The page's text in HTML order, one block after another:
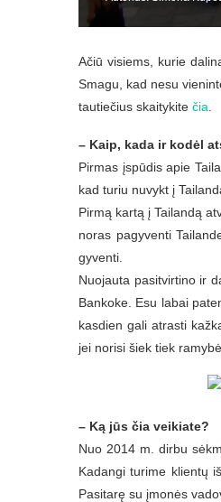
Ačiū visiems, kurie
Smagu, kad nesu
tautiečius skaitykite čia
– Kaip, kada ir kodėl
Pirmas įspūdis apie
kad turiu nuvykt į
Pirmą kartą į Tailandą
noras pagyventi
gyventi.
Nuojauta pasitvirtino ir
Bankoke. Esu labai
kasdien gali atrasti
jei norisi šiek tiek
– Ką jūs čia veikiate?
Nuo 2014 m. dirbu
Kadangi turime klientų
Pasitarę su įmonės